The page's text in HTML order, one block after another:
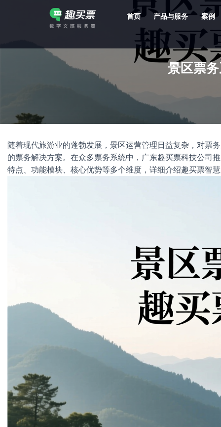
首页 产品与服务 案例
景区票
随着现代旅游业的蓬勃发展，景区运营管理日益复杂，对票
的票务解决方案。在众多票务系统中，广东趣买票科技公司
特点、功能模块、核心优势等多个维度，详细介绍趣买票智